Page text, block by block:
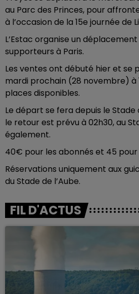
au Parc des Princes, pour
à l’occasion de la 15e journée de
L’Estac organise un
supporteurs à Paris.
Les ventes ont débuté hier et se
mardi prochain (28 novembre) à
places disponibles.
Le départ se fera depuis le Stade
le retour est prévu à 02h30, au
également.
40€ pour les abonnés et 45
Réservations uniquement aux
du Stade de l’Aube.
FIL D'ACTUS